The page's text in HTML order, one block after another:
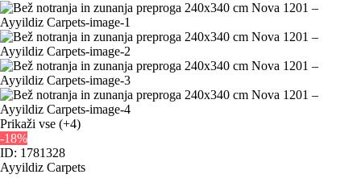
Prikaži vse (+4)
-18%
ID: 1781328
Ayyildiz Carpets